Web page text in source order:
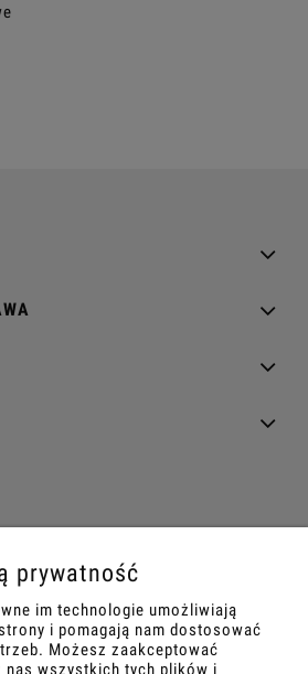
6372216739
prywatność
im technologie umożliwiają
i pomagają nam dostosować
Możesz zaakceptować
wszystkich tych plików i